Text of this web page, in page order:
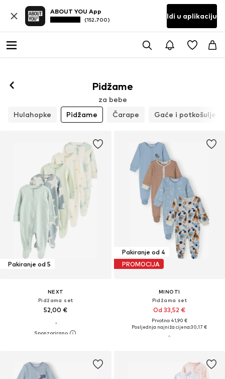
ABOUT YOU App
(152.700) Idi u aplikaciju
Pidžame
za bebe
Hulahopke
Pidžame Čarape Gaće i potkošulje
Pakiranje od 5
NEXT
Pidžama set
52,00 €
Pakiranje od 4
PROMOCIJA
MINOTI
Pidžama set
Od 33,52 €
Prvotno: 41,90 €
Posljednja najniža cijena:30,17 €